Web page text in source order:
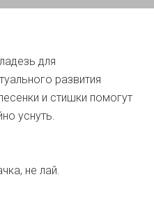
для
развития
и стишки помогут
уснуть.
не лай.